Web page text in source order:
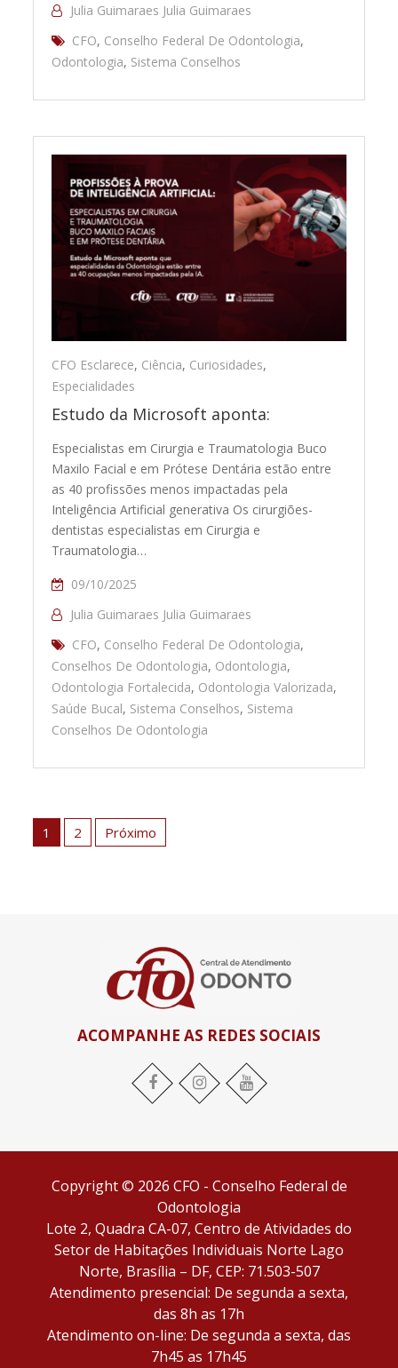
Julia Guimaraes Julia Guimaraes
CFO, Conselho Federal De Odontologia,
Odontologia, Sistema Conselhos
CFO Esclarece, Ciência, Curiosidades,
Especialidades
Estudo da Microsoft aponta:
Especialistas em Cirurgia e Traumatologia Buco
Maxilo Facial e em Prótese Dentária estão entre
as 40 profissões menos impactadas pela
Inteligência Artificial generativa Os cirurgiões-
dentistas especialistas em Cirurgia e
Traumatologia…
09/10/2025
Julia Guimaraes Julia Guimaraes
CFO, Conselho Federal De Odontologia,
Conselhos De Odontologia, Odontologia,
Odontologia Fortalecida, Odontologia Valorizada,
Saúde Bucal, Sistema Conselhos, Sistema
Conselhos De Odontologia
Paginação
de1 2 Próximo
ACOMPANHE AS REDES SOCIAIS
Facebook Instagram YouTube
Copyright © 2026 CFO - Conselho Federal de
Odontologia
Lote 2, Quadra CA-07, Centro de Atividades do
Setor de Habitações Individuais Norte Lago
Norte, Brasília – DF, CEP: 71.503-507
Atendimento presencial: De segunda a sexta,
das 8h as 17h
Atendimento on-line: De segunda a sexta, das
7h45 as 17h45